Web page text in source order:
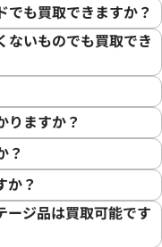
でも買取できますか？
ないものでも買取でき
りますか？
？
か？
ージ品は買取可能です